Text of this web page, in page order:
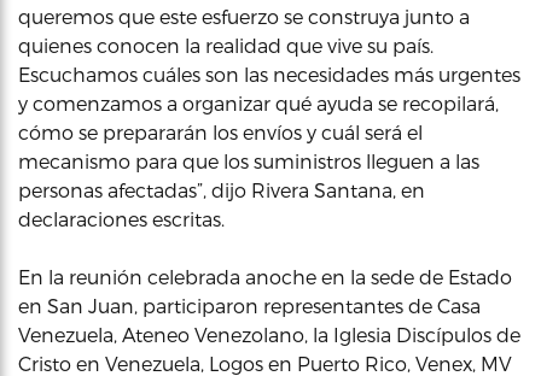
queremos que este esfuerzo se construya junto a
quienes conocen la realidad que vive su país.
Escuchamos cuáles son las necesidades más urgentes
y comenzamos a organizar qué ayuda se recopilará,
cómo se prepararán los envíos y cuál será el
mecanismo para que los suministros lleguen a las
personas afectadas”, dijo Rivera Santana, en
declaraciones escritas.
En la reunión celebrada anoche en la sede de Estado
en San Juan, participaron representantes de Casa
Venezuela, Ateneo Venezolano, la Iglesia Discípulos de
Cristo en Venezuela, Logos en Puerto Rico, Venex, MV